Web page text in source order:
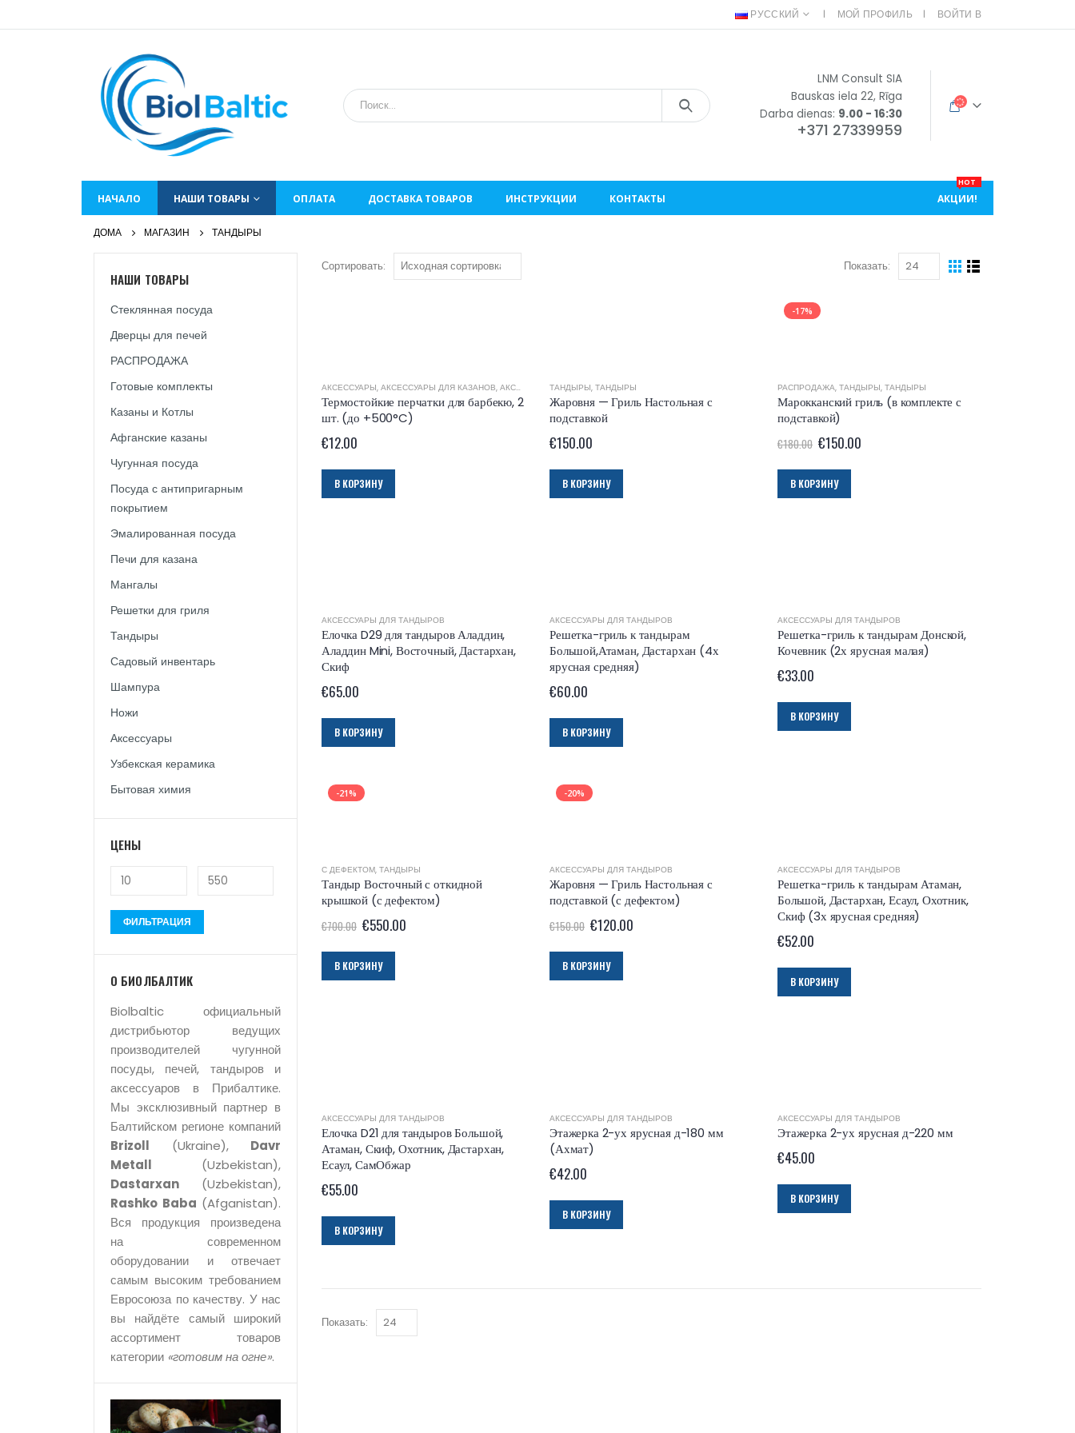
РУССКИЙ МОЙ ПРОФИЛЬ ВОЙТИ В
LNM Consult SIA
Bauskas iela 22, Rīga
Darba dienas: 9.00 - 16:30
+371 27339959
НАЧАЛО НАШИ ТОВАРЫ ОПЛАТА ДОСТАВКА ТОВАРОВ ИНСТРУКЦИИ КОНТАКТЫ АКЦИИ!
HOT
ДОМА МАГАЗИН ТАНДЫРЫ
Сортировать: Показать:
АКСЕССУАРЫ, АКСЕССУАРЫ ДЛЯ КАЗАНОВ, АКСЕССУАРЫ ДЛЯ МАНГАЛОВ ,АКСЕССУАРЫ ДЛЯ ПЕЧЕЙ АКСЕССУАРЫ ДЛЯ ТАНДЫРОВ,КАЗАНЫ И КОТЛЫ
Термостойкие перчатки для барбекю, 2
шт. (до +500°C)
€12.00
В КОРЗИНУ
ТАНДЫРЫ, ТАНДЫРЫ
Жаровня — Гриль Настольная с
подставкой
€150.00
В КОРЗИНУ
-17%
РАСПРОДАЖА, ТАНДЫРЫ, ТАНДЫРЫ
Марокканский гриль (в комплекте с
подставкой)
€180.00 €150.00
В КОРЗИНУ
АКСЕССУАРЫ ДЛЯ ТАНДЫРОВ
Елочка D29 для тандыров Аладдин,
Аладдин Mini, Восточный, Дастархан,
Скиф
€65.00
В КОРЗИНУ
АКСЕССУАРЫ ДЛЯ ТАНДЫРОВ
Решетка-гриль к тандырам
Большой,Атаман, Дастархан (4х
ярусная средняя)
€60.00
В КОРЗИНУ
АКСЕССУАРЫ ДЛЯ ТАНДЫРОВ
Решетка-гриль к тандырам Донской,
Кочевник (2х ярусная малая)
€33.00
В КОРЗИНУ
-21%
С ДЕФЕКТОМ, ТАНДЫРЫ
Тандыр Восточный с откидной
крышкой (с дефектом)
€700.00 €550.00
В КОРЗИНУ
-20%
АКСЕССУАРЫ ДЛЯ ТАНДЫРОВ
Жаровня — Гриль Настольная с
подставкой (с дефектом)
€150.00 €120.00
В КОРЗИНУ
АКСЕССУАРЫ ДЛЯ ТАНДЫРОВ
Решетка-гриль к тандырам Атаман,
Большой, Дастархан, Есаул, Охотник,
Скиф (3х ярусная средняя)
€52.00
В КОРЗИНУ
АКСЕССУАРЫ ДЛЯ ТАНДЫРОВ
Елочка D21 для тандыров Большой,
Атаман, Скиф, Охотник, Дастархан,
Есаул, СамОбжар
€55.00
В КОРЗИНУ
АКСЕССУАРЫ ДЛЯ ТАНДЫРОВ
Этажерка 2-ух ярусная д-180 мм
(Ахмат)
€42.00
В КОРЗИНУ
АКСЕССУАРЫ ДЛЯ ТАНДЫРОВ
Этажерка 2-ух ярусная д-220 мм
€45.00
В КОРЗИНУ
Показать:
НАШИ ТОВАРЫ
Стеклянная посуда
Дверцы для печей
РАСПРОДАЖА
Готовые комплекты
Казаны и Котлы
Афганские казаны
Чугунная посуда
Посуда с антипригарным
покрытием
Эмалированная посуда
Печи для казана
Мангалы
Решетки для гриля
Тандыры
Садовый инвентарь
Шампура
Ножи
Аксессуары
Узбекская керамика
Бытовая химия
ЦЕНЫ
ФИЛЬТРАЦИЯ
О БИОЛБАЛТИК
Biolbaltic официальный
дистрибьютор ведущих
производителей чугунной
посуды, печей, тандыров и
аксессуаров в Прибалтике.
Мы эксклюзивный партнер в
Балтийском регионе компаний
Brizoll (Ukraine), Davr
Metall (Uzbekistan),
Dastarxan (Uzbekistan),
Rashko Baba (Afganistan).
Вся продукция произведена
на современном
оборудовании и отвечает
самым высоким требованием
Евросоюза по качеству. У нас
вы найдёте самый широкий
ассортимент товаров
категории «готовим на огне».